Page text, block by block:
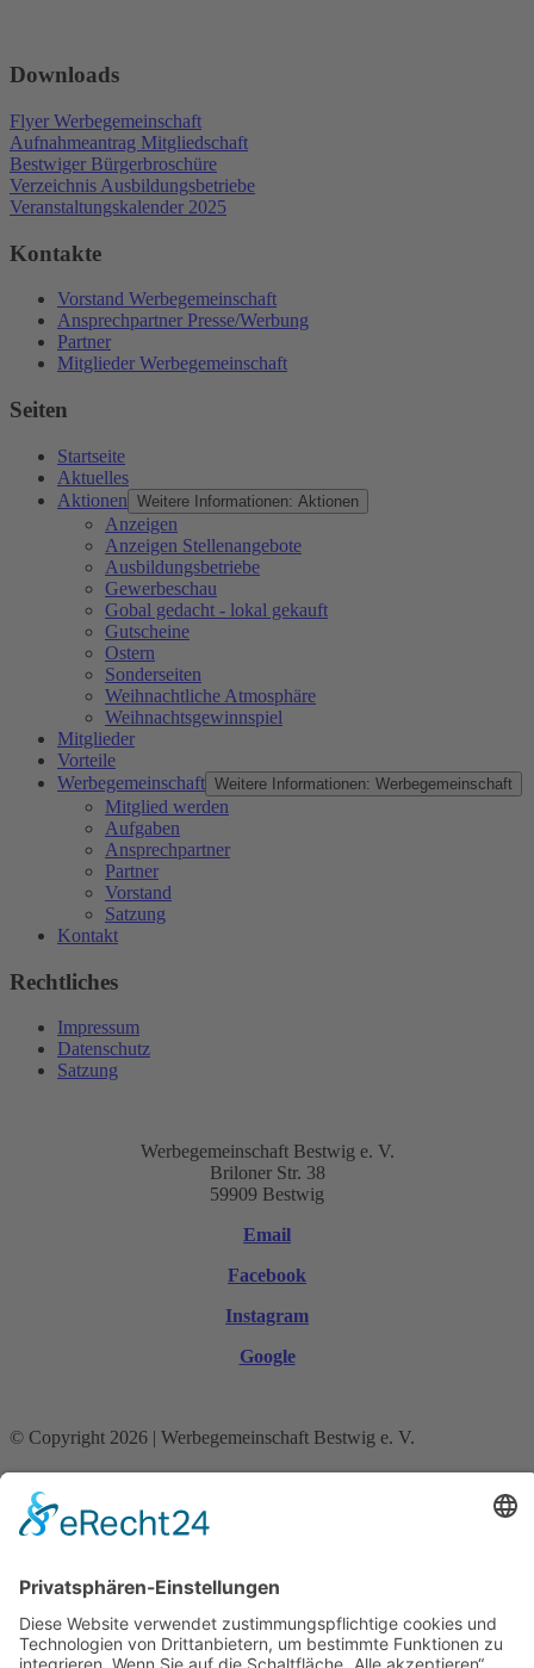
Downloads
Flyer Werbegemeinschaft
Aufnahmeantrag Mitgliedschaft
Bestwiger Bürgerbroschüre
Verzeichnis Ausbildungsbetriebe
Veranstaltungskalender 2025
Kontakte
Vorstand Werbegemeinschaft
Ansprechpartner Presse/Werbung
Partner
Mitglieder Werbegemeinschaft
Seiten
Startseite
Aktuelles
Aktionen Weitere Informationen: Aktionen
Anzeigen
Anzeigen Stellenangebote
Ausbildungsbetriebe
Gewerbeschau
Gobal gedacht - lokal gekauft
Gutscheine
Ostern
Sonderseiten
Weihnachtliche Atmosphäre
Weihnachtsgewinnspiel
Mitglieder
Vorteile
Werbegemeinschaft Weitere Informationen: Werbegemeinschaft
Mitglied werden
Aufgaben
Ansprechpartner
Partner
Vorstand
Satzung
Kontakt
Rechtliches
Impressum
Datenschutz
Satzung
Werbegemeinschaft Bestwig e. V.
Briloner Str. 38
59909 Bestwig
Email
Facebook
Instagram
Google
© Copyright 2026 | Werbegemeinschaft Bestwig e. V.
Mobile Menu Toggle
Aktionen
Anzeigen Stellenangebote
Ausbildungsbetriebe